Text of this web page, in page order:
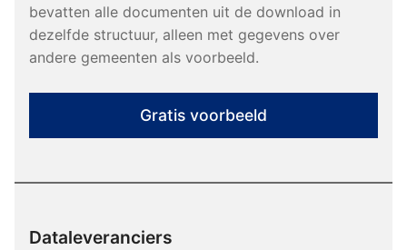
bevatten alle documenten uit de download in
dezelfde structuur, alleen met gegevens over
andere gemeenten als voorbeeld.
Gratis voorbeeld
Dataleveranciers